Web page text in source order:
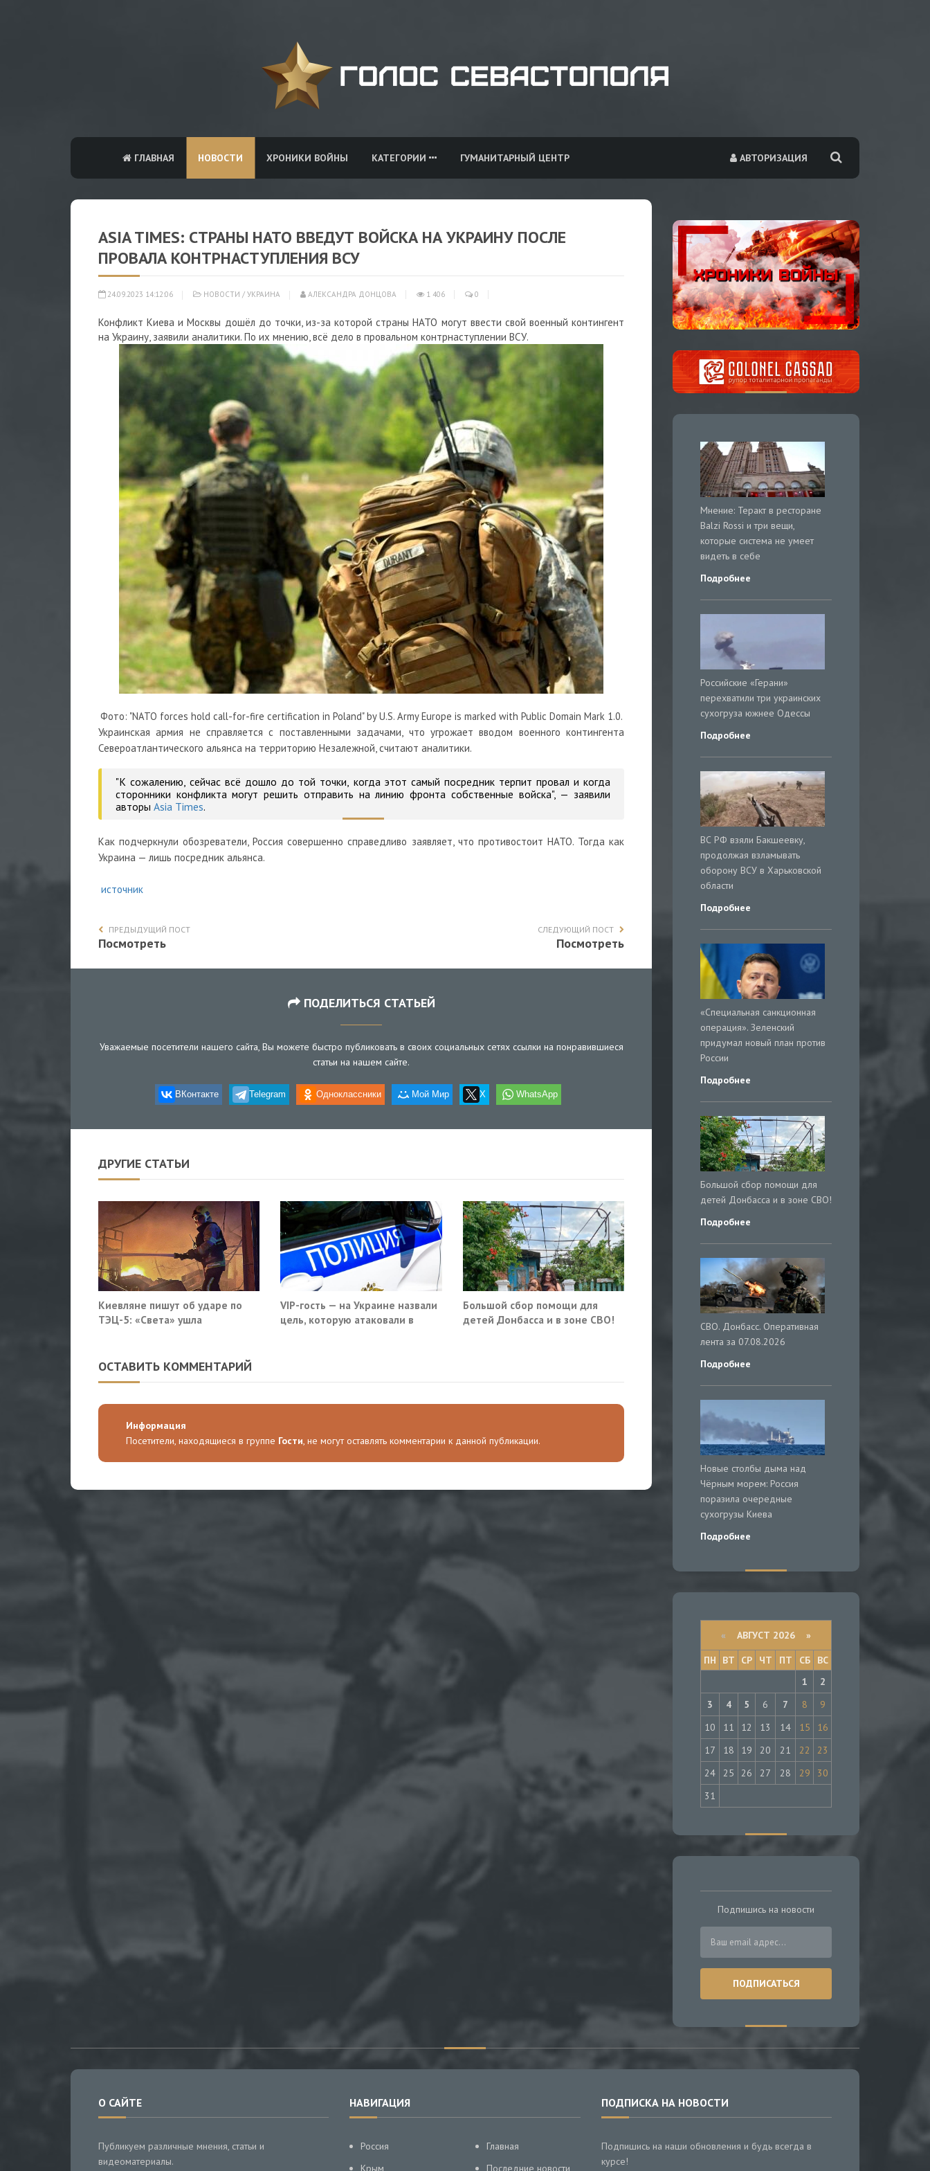
АВТОРИЗАЦИЯ
ГЛАВНАЯ НОВОСТИ ХРОНИКИ ВОЙНЫ КАТЕГОРИИ ГУМАНИТАРНЫЙ ЦЕНТР
ASIA TIMES: СТРАНЫ НАТО ВВЕДУТ ВОЙСКА НА УКРАИНУ ПОСЛЕ
ПРОВАЛА КОНТРНАСТУПЛЕНИЯ ВСУ
24.09.2023 14:12:06 НОВОСТИ / УКРАИНА АЛЕКСАНДРА ДОНЦОВА 1 406 0
Конфликт Киева и Москвы дошёл до точки, из-за которой страны НАТО могут ввести свой военный контингент
на Украину, заявили аналитики. По их мнению, всё дело в провальном контрнаступлении ВСУ.
Фото: "NATO forces hold call-for-fire certification in Poland" by U.S. Army Europe is marked with Public Domain Mark 1.0.
Украинская армия не справляется с поставленными задачами, что угрожает вводом военного контингента
Североатлантического альянса на территорию Незалежной, считают аналитики.
"К сожалению, сейчас всё дошло до той точки, когда этот самый посредник терпит провал и когда
сторонники конфликта могут решить отправить на линию фронта собственные войска", — заявили
авторы Asia Times.
Как подчеркнули обозреватели, Россия совершенно справедливо заявляет, что противостоит НАТО. Тогда как
Украина — лишь посредник альянса.
источник
ПРЕДЫДУЩИЙ ПОСТ
Посмотреть
СЛЕДУЮЩИЙ ПОСТ
Посмотреть
ПОДЕЛИТЬСЯ СТАТЬЕЙ
Уважаемые посетители нашего сайта, Вы можете быстро публиковать в своих социальных сетях ссылки на понравившиеся
статьи на нашем сайте.
ВКонтакте Telegram Одноклассники Мой Мир X WhatsApp
ДРУГИЕ СТАТЬИ
Киевляне пишут об ударе по
ТЭЦ-5: «Света» ушла
VIP-гость — на Украине назвали
цель, которую атаковали в
Большой сбор помощи для
детей Донбасса и в зоне СВО!
ОСТАВИТЬ КОММЕНТАРИЙ
Информация
Посетители, находящиеся в группе Гости, не могут оставлять комментарии к данной публикации.
Мнение: Теракт в ресторане
Balzi Rossi и три вещи,
которые система не умеет
видеть в себе
Подробнее
Российские «Герани»
перехватили три украинских
сухогруза южнее Одессы
Подробнее
ВС РФ взяли Бакшеевку,
продолжая взламывать
оборону ВСУ в Харьковской
области
Подробнее
«Специальная санкционная
операция». Зеленский
придумал новый план против
России
Подробнее
Большой сбор помощи для
детей Донбасса и в зоне СВО!
Подробнее
СВО. Донбасс. Оперативная
лента за 07.08.2026
Подробнее
Новые столбы дыма над
Чёрным морем: Россия
поразила очередные
сухогрузы Киева
Подробнее
« АВГУСТ 2026 »
ПН
ВТ СР ЧТ ПТ СБ
ВС
1
2
3
4 5 6 7 8
9
10
11 12 13 14 15
16
17
18 19 20 21 22
23
24
25 26 27 28 29
30
31
Подпишись на новости
О САЙТЕ
Публикуем различные мнения, статьи и
видеоматериалы.
НАВИГАЦИЯ
Россия
Крым
Главная
Последние новости
ПОДПИСКА НА НОВОСТИ
Подпишись на наши обновления и будь всегда в
курсе!